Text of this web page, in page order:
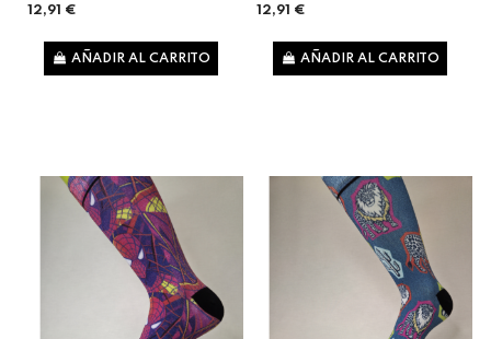
12,91 €
AÑADIR AL CARRITO
12,91 €
AÑADIR AL CARRITO